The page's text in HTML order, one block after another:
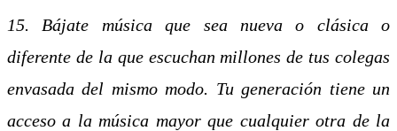
15. Bájate música que sea nueva o clásica o
diferente de la que escuchan millones de tus colegas
envasada del mismo modo. Tu generación tiene un
acceso a la música mayor que cualquier otra de la